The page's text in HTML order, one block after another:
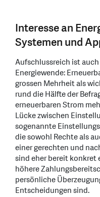
Interesse an
Systemen und
Aufschlussreich ist
Energiewende:
grossen Mehrheit als
rund die Hälfte der
erneuerbaren Strom
Lücke zwischen
sogenannte
die sowohl Rechte als
einer gerechten und
sind eher bereit konkret
höhere
persönliche
Entscheidungen sind.